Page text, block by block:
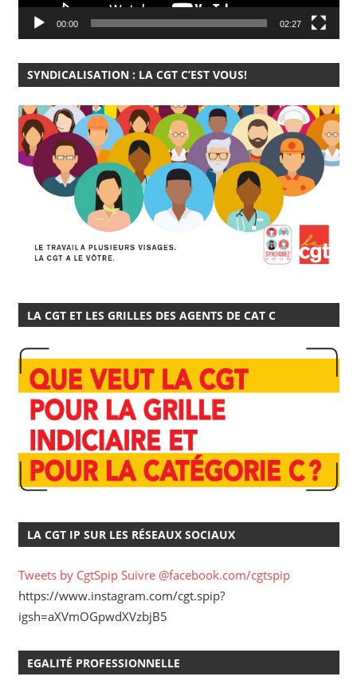
00:00 02:27
SYNDICALISATION : LA CGT C’EST VOUS!
LA CGT ET LES GRILLES DES AGENTS DE CAT C
LA CGT IP SUR LES RÉSEAUX SOCIAUX
Tweets by CgtSpip Suivre @facebook.com/cgtspip
https://www.instagram.com/cgt.spip?
igsh=aXVmOGpwdXVzbjB5
EGALITÉ PROFESSIONNELLE